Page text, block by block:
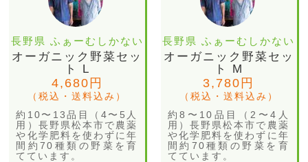
長野県 ふぁーむしかない
オーガニック野菜セッ
ト L
4,680円
（税込・送料込み）
約10〜13品目（4〜5人
用）長野県松本市で農薬
や化学肥料を使わずに年
間約70種類の野菜を育
てています。
長野県 ふぁーむしかない
オーガニック野菜セッ
ト M
3,780円
（税込・送料込み）
約8〜10品目（2〜4人
用）長野県松本市で農薬
や化学肥料を使わずに年
間約70種類の野菜を育
てています。